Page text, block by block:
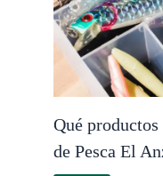
Qué
de Pesca El